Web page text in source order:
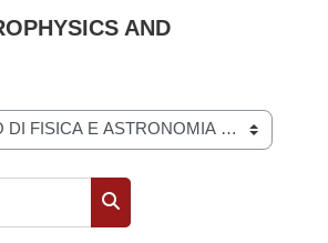
AND
Cerca corsi